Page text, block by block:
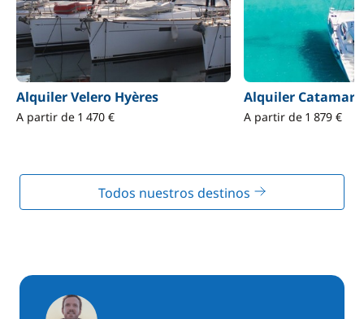
Alquiler Velero Hyères
A partir de 1 470 €
Alquiler
A partir de 1 879 €
Todos nuestros destinos